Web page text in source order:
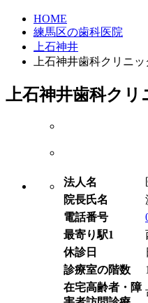
HOME
練馬区の歯科医院
上石神井
上石神井歯科クリニッ
上石神井歯科クリ
法人名
院長氏名
電話番号
最寄り駅1
休診日
診療室の階数
在宅高齢者・障